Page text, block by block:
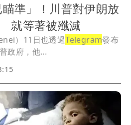
瞄準」！川普對伊朗放
就等著被殲滅
）11日也透過Telegram發布
政府，他...